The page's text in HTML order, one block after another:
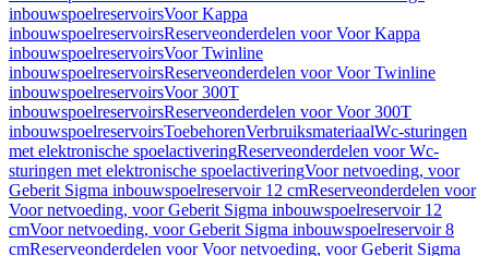
inbouwspoelreservoirsVoor Kappa
inbouwspoelreservoirsReserveonderdelen voor Voor Kappa
inbouwspoelreservoirsVoor Twinline
inbouwspoelreservoirsReserveonderdelen voor Voor Twinline
inbouwspoelreservoirsVoor 300T
inbouwspoelreservoirsReserveonderdelen voor Voor 300T
inbouwspoelreservoirsToebehorenVerbruiksmateriaalWc-sturingen
met elektronische spoelactiveringReserveonderdelen voor Wc-
sturingen met elektronische spoelactiveringVoor netvoeding, voor
Geberit Sigma inbouwspoelreservoir 12 cmReserveonderdelen voor
Voor netvoeding, voor Geberit Sigma inbouwspoelreservoir 12
cmVoor netvoeding, voor Geberit Sigma inbouwspoelreservoir 8
cmReserveonderdelen voor Voor netvoeding, voor Geberit Sigma